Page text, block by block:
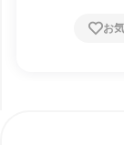
お